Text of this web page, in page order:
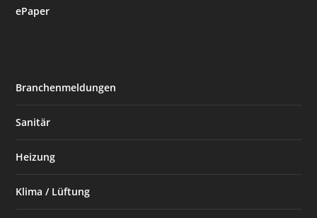
ePaper
Branchenmeldungen
Sanitär
Heizung
Klima / Lüftung